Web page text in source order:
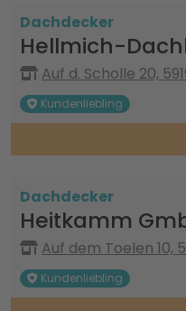
Dachdecker
Hellmich-
Auf d. Scholle 20,
Kundenliebling
Dachdecker
Heitkamm
Auf dem Toelen 10,
Kundenliebling